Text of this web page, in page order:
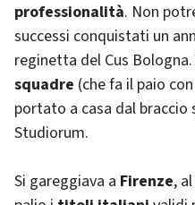
professionalità. Non
successi conquistati un
reginetta del Cus
squadre (che fa il paio
portato a casa dal
Studiorum.
Si gareggiava a Firenze, al